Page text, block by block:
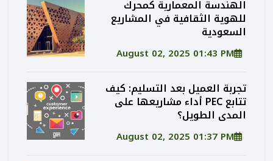
الهندسة المعمارية كمحرك
للهوية الثقافية في المشاريع
السعودية
August 02, 2025 01:43 PM
تجربة العميل بعد التسليم: كيف
تتابع PEC أداء مشاريعها على
المدى الطويل؟
August 02, 2025 01:37 PM